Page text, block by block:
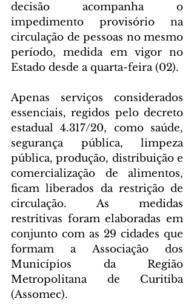
decisão acompanha o
impedimento provisório na
circulação de pessoas no mesmo
período, medida em vigor no
Estado desde a quarta-feira (02).
Apenas serviços considerados
essenciais, regidos pelo decreto
estadual 4.317/20, como saúde,
segurança pública, limpeza
pública, produção, distribuição e
comercialização de alimentos,
ficam liberados da restrição de
circulação. As medidas
restritivas foram elaboradas em
conjunto com as 29 cidades que
formam a Associação dos
Municípios da Região
Metropolitana de Curitiba
(Assomec).